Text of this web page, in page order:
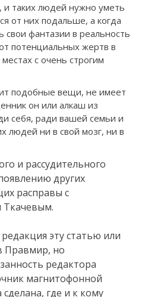
и таких людей нужно уметь
от них подальше, а когда
фантазии в реальность
потенциальных жертв в
с очень строгим
подобные вещи, не имеет
он или алкаш из
себя, ради вашей семьи и
людей ни в свой мозг, ни в
и рассудительного
других
расправы с
Ткачевым.
эту статью или
Правмир, но
редактора
магнитофонной
где и к кому